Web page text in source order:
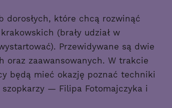
dorosłych, które chcą rozwinąć
(brały udział w
Przewidywane są dwie
oraz zaawansowanych. W trakcie
będą mieć okazję poznać techniki
— Filipa Fotomajczyka i